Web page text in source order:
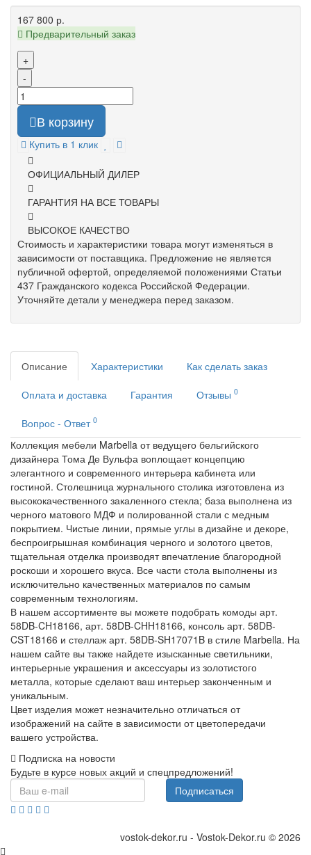
167 800 р.
Предварительный заказ
+
-
В корзину
Купить в 1 клик
ОФИЦИАЛЬНЫЙ ДИЛЕР
ГАРАНТИЯ НА ВСЕ ТОВАРЫ
ВЫСОКОЕ КАЧЕСТВО
Стоимость и характеристики товара могут изменяться в
зависимости от поставщика. Предложение не является
публичной офертой, определяемой положениями Статьи
437 Гражданского кодекса Российской Федерации.
Уточняйте детали у менеджера перед заказом.
Описание Характеристики Как сделать заказ
Оплата и доставка Гарантия Отзывы 0
Вопрос - Ответ 0
Коллекция мебели Marbella от ведущего бельгийского
дизайнера Тома Де Вульфа воплощает концепцию
элегантного и современного интерьера кабинета или
гостиной. Столешница журнального столика изготовлена из
высококачественного закаленного стекла; база выполнена из
черного матового МДФ и полированной стали с медным
покрытием. Чистые линии, прямые углы в дизайне и декоре,
беспроигрышная комбинация черного и золотого цветов,
тщательная отделка производят впечатление благородной
роскоши и хорошего вкуса. Все части стола выполнены из
исключительно качественных материалов по самым
современным технологиям.
В нашем ассортименте вы можете подобрать комоды арт.
58DB-CH18166, арт. 58DB-CHH18166, консоль арт. 58DB-
CST18166 и стеллаж арт. 58DB-SH17071B в стиле Marbella. На
нашем сайте вы также найдете изысканные светильники,
интерьерные украшения и аксессуары из золотистого
металла, которые сделают ваш интерьер законченным и
уникальным.
Цвет изделия может незначительно отличаться от
изображений на сайте в зависимости от цветопередачи
вашего устройства.
Подписка на новости
Будьте в курсе новых акций и спецпредложений!
Подписаться
vostok-dekor.ru - Vostok-Dekor.ru © 2026